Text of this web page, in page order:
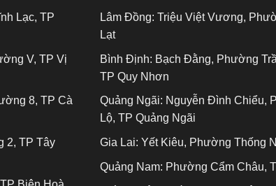
Lạc, TP
V, TP Vị
8, TP Cà
2, TP Tây
Lâm Đồng: Triệu Việt Vương,
Lạt
Bình Định: Bạch Đằng, Phường
TP Quy Nhơn
Quảng Ngãi: Nguyễn Đình Chiểu,
Lộ, TP Quảng Ngãi
Gia Lai: Yết Kiêu, Phường Thống
Quảng Nam: Phường Cẩm Châu,